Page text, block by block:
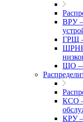
ВРУ —
ГРЩ
ШРНН
ЩО —
КСО
КРУ —